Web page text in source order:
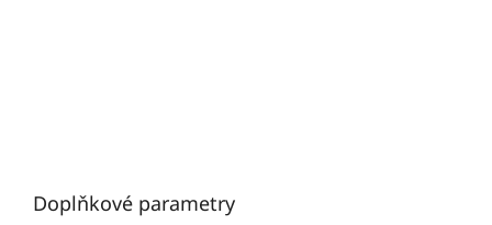
Doplňkové parametry